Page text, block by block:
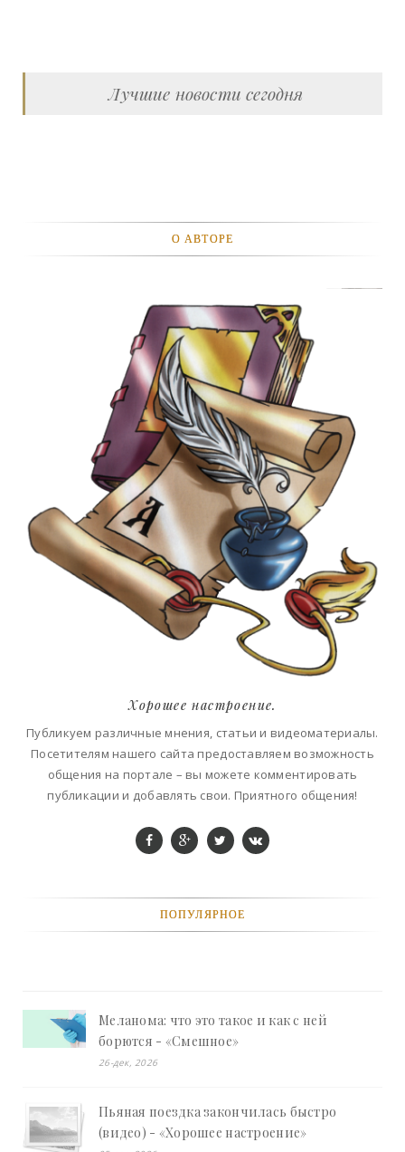
Лучшие новости сегодня
О АВТОРЕ
Хорошее настроение.
Публикуем различные мнения, статьи и видеоматериалы.
Посетителям нашего сайта предоставляем возможность
общения на портале – вы можете комментировать
публикации и добавлять свои. Приятного общения!
ПОПУЛЯРНОЕ
Меланома: что это такое и как с ней
борются - «Смешное»
26-дек, 2026
Пьяная поездка закончилась быстро
(видео) - «Хорошее настроение»